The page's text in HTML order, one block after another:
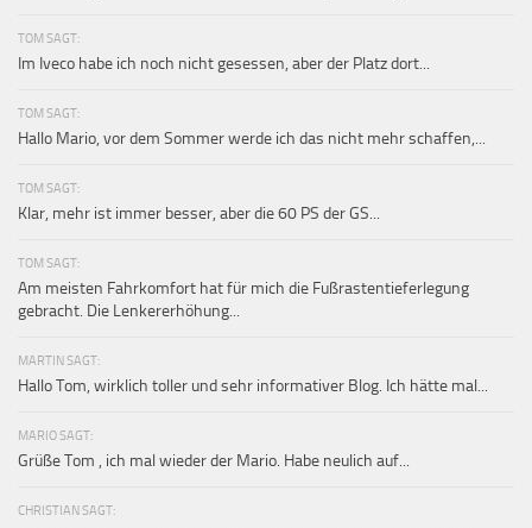
TOM SAGT:
Im Iveco habe ich noch nicht gesessen, aber der Platz dort...
TOM SAGT:
Hallo Mario, vor dem Sommer werde ich das nicht mehr schaffen,...
TOM SAGT:
Klar, mehr ist immer besser, aber die 60 PS der GS...
TOM SAGT:
Am meisten Fahrkomfort hat für mich die Fußrastentieferlegung
gebracht. Die Lenkererhöhung...
MARTIN SAGT:
Hallo Tom, wirklich toller und sehr informativer Blog. Ich hätte mal...
MARIO SAGT:
Grüße Tom , ich mal wieder der Mario. Habe neulich auf...
CHRISTIAN SAGT: